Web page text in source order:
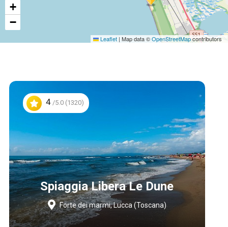
+
−
Leaflet | Map data ©OpenStreetMapcontributors
4/5.0 (1320)
Spiaggia Libera Le Dune
Forte dei marmi, Lucca (Toscana)